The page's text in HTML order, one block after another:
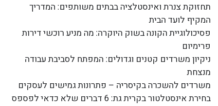
תחזוקת צנרת ואינסטלציה בבתים משותפים: המדריך
המקיף לועד הבית
פסיכולוגיית הקונה בשוק היוקרה: מה מניע רוכשי דירות
פרימיום
ניקיון משרדים קטנים וגדולים: המפתח לסביבת עבודה
מנצחת
משרדים להשכרה בקיסריה – פתרונות גמישים לעסקים
בחירת אינסטלטור בקרית גת: 6 דברים שלא כדאי לפספס